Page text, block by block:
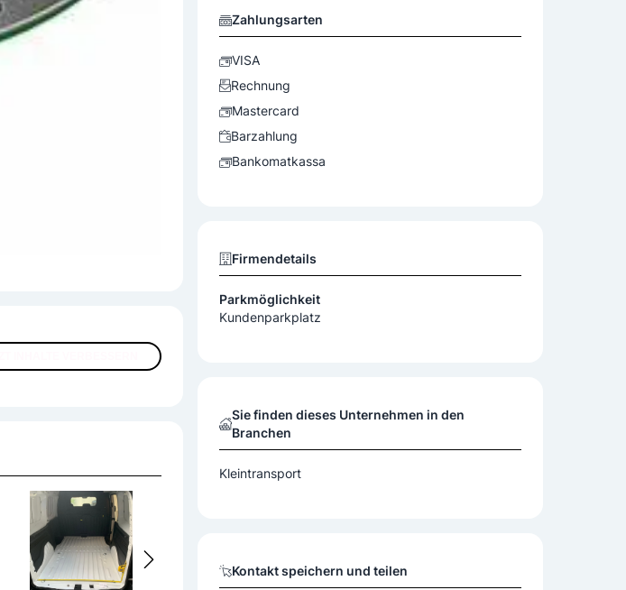
Zahlungsarten
VISA
Rechnung
Mastercard
Barzahlung
Bankomatkassa
Firmendetails
Parkmöglichkeit
Kundenparkplatz
Sie finden dieses Unternehmen in den
Branchen
Kleintransport
Kontakt speichern und teilen